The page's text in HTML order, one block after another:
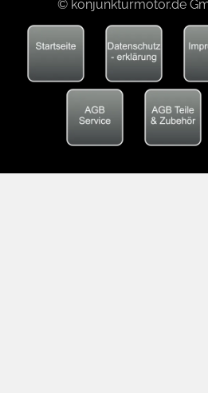
© konjunkturmotor.de